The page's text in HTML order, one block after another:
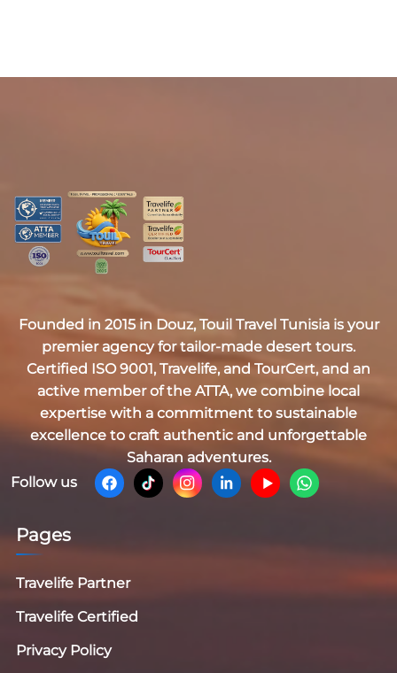
Founded in 2015 in Douz, Touil Travel Tunisiais your
premier agency for tailor-made desert tours.
Certified ISO 9001, Travelife, and TourCert, and an
active member of the ATTA, we combine local
expertise with a commitment to sustainable
excellence to craft authentic and unforgettable
Saharan adventures.
Follow us
Pages
Travelife Partner
Travelife Certified
Privacy Policy